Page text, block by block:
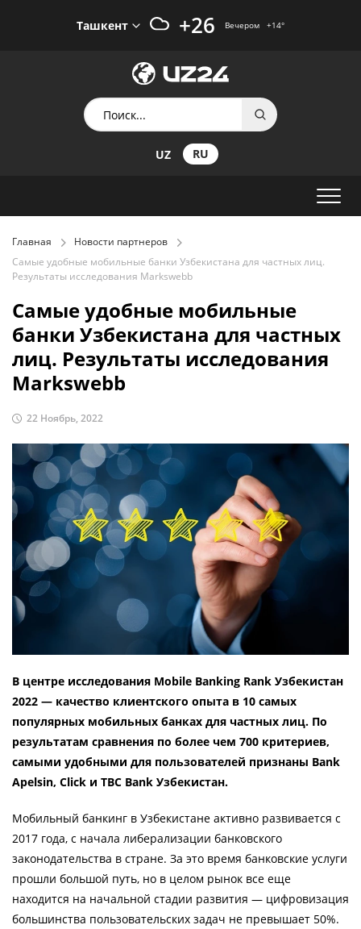
Ташкент +26 Вечером +14°
UZ RU
Главная
Новости партнеров
Самые удобные мобильные банки Узбекистана для частных лиц.
Результаты исследования Markswebb
Самые удобные мобильные
банки Узбекистана для частных
лиц. Результаты исследования
Markswebb
22 Ноябрь, 2022
В центре исследования Mobile Banking Rank Узбекистан
2022 — качество клиентского опыта в 10 самых
популярных мобильных банках для частных лиц. По
результатам сравнения по более чем 700 критериев,
самыми удобными для пользователей признаны Bank
Apelsin, Click и TBC Bank Узбекистан.
Мобильный банкинг в Узбекистане активно развивается с
2017 года, с начала либерализации банковского
законодательства в стране. За это время банковские услуги
прошли большой путь, но в целом рынок все еще
находится на начальной стадии развития — цифровизация
большинства пользовательских задач не превышает 50%.